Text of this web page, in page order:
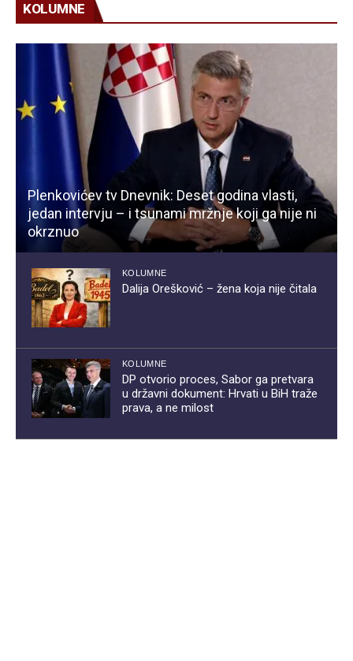
KOLUMNE
Plenkovićev tv Dnevnik: Deset godina vlasti,
jedan intervju – i tsunami mržnje koji ga nije ni
okrznuo
KOLUMNE
Dalija Orešković – žena koja nije čitala
KOLUMNE
DP otvorio proces, Sabor ga pretvara
u državni dokument: Hrvati u BiH traže
prava, a ne milost